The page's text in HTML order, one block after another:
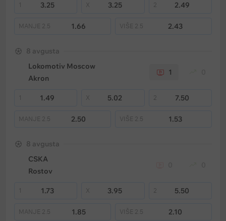
1 3.25 3.25 2 2.49
MANJE 2.5 1.66 VIŠE 2.5 2.43
8 avgusta
Lokomotiv Moscow
Akron
1
1 1.49 5.02 2 7.50
MANJE 2.5 2.50 VIŠE 2.5 1.53
8 avgusta
CSKA
Rostov
1 1.73 3.95 2 5.50
MANJE 2.5 1.85 VIŠE 2.5 2.10